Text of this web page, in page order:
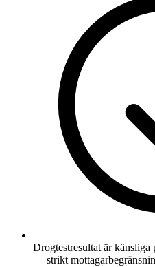
Drogtestresultat är
— strikt